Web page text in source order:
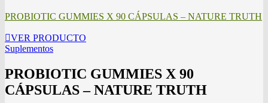
PROBIOTIC GUMMIES X 90 CÁPSULAS – NATURE TRUTH
VER PRODUCTO
Suplementos
PROBIOTIC GUMMIES X 90
CÁPSULAS – NATURE TRUTH